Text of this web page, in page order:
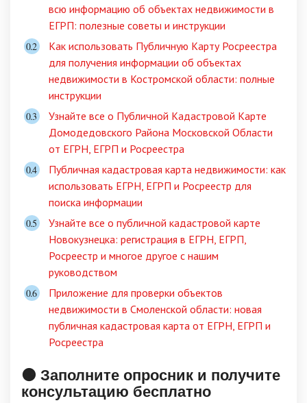
всю информацию об объектах недвижимости в
ЕГРП: полезные советы и инструкции
Как использовать Публичную Карту Росреестра
для получения информации об объектах
недвижимости в Костромской области: полные
инструкции
Узнайте все о Публичной Кадастровой Карте
Домодедовского Района Московской Области
от ЕГРН, ЕГРП и Росреестра
Публичная кадастровая карта недвижимости: как
использовать ЕГРН, ЕГРП и Росреестр для
поиска информации
Узнайте все о публичной кадастровой карте
Новокузнецка: регистрация в ЕГРН, ЕГРП,
Росреестр и многое другое с нашим
руководством
Приложение для проверки объектов
недвижимости в Смоленской области: новая
публичная кадастровая карта от ЕГРН, ЕГРП и
Росреестра
🟠 Заполните опросник и получите
консультацию бесплатно